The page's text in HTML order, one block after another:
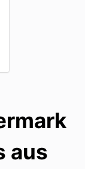
aus